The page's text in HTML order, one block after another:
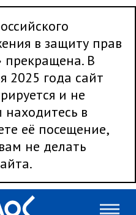
в защиту прав
прекращена. В
2025 года сайт
и не
находитесь в
её посещение,
не делать